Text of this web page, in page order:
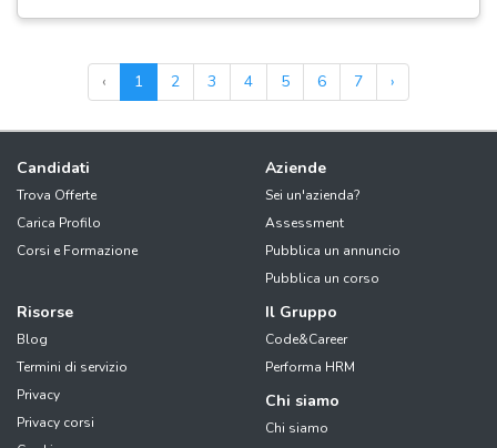
‹ 1 2 3 4 5 6 7 ›
Candidati
Trova Offerte
Carica Profilo
Corsi e Formazione
Aziende
Sei un'azienda?
Assessment
Pubblica un annuncio
Pubblica un corso
Risorse
Blog
Termini di servizio
Privacy
Privacy corsi
Il Gruppo
Code&Career
Performa HRM
Chi siamo
Chi siamo